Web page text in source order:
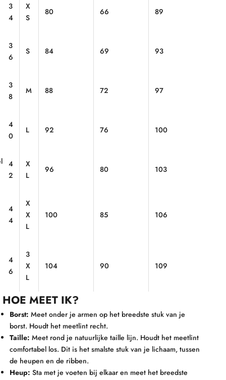
3
4
X
S
80 66 89
3
6
S 84 69 93
3
8
M 88 72 97
4
0
L 92 76 100
4
2
X
L
96 80 103
4
4
X
X
L
100 85 106
4
6
3
X
L
104 90 109
HOE MEET IK?
Borst: Meet onder je armen op het breedste stuk van je
borst. Houdt het meetlint recht.
Taille: Meet rond je natuurlijke taille lijn. Houdt het meetlint
comfortabel los. Dit is het smalste stuk van je lichaam, tussen
de heupen en de ribben.
Heup: Sta met je voeten bij elkaar en meet het breedste